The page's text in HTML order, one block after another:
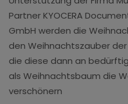
Partner KYOCERA
GmbH werden die
den Weihnachtszauber
die diese dann an
als Weihnachtsbaum die
verschönern